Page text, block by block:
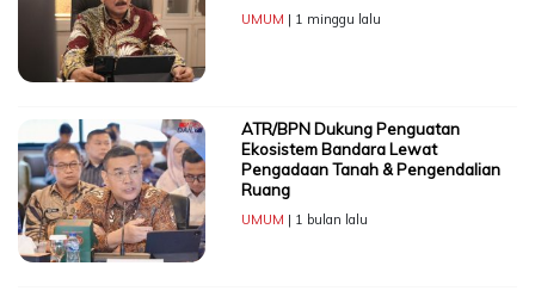
UMUM | 1 minggu lalu
ATR/BPN Dukung Penguatan
Ekosistem Bandara Lewat
Pengadaan Tanah & Pengendalian
Ruang
UMUM | 1 bulan lalu